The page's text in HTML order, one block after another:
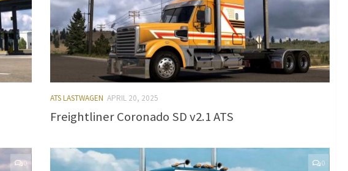
ATS LASTWAGEN APRIL 20, 2025
Freightliner Coronado SD v2.1 ATS
0 0